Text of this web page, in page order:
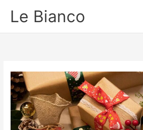
Le Bianco